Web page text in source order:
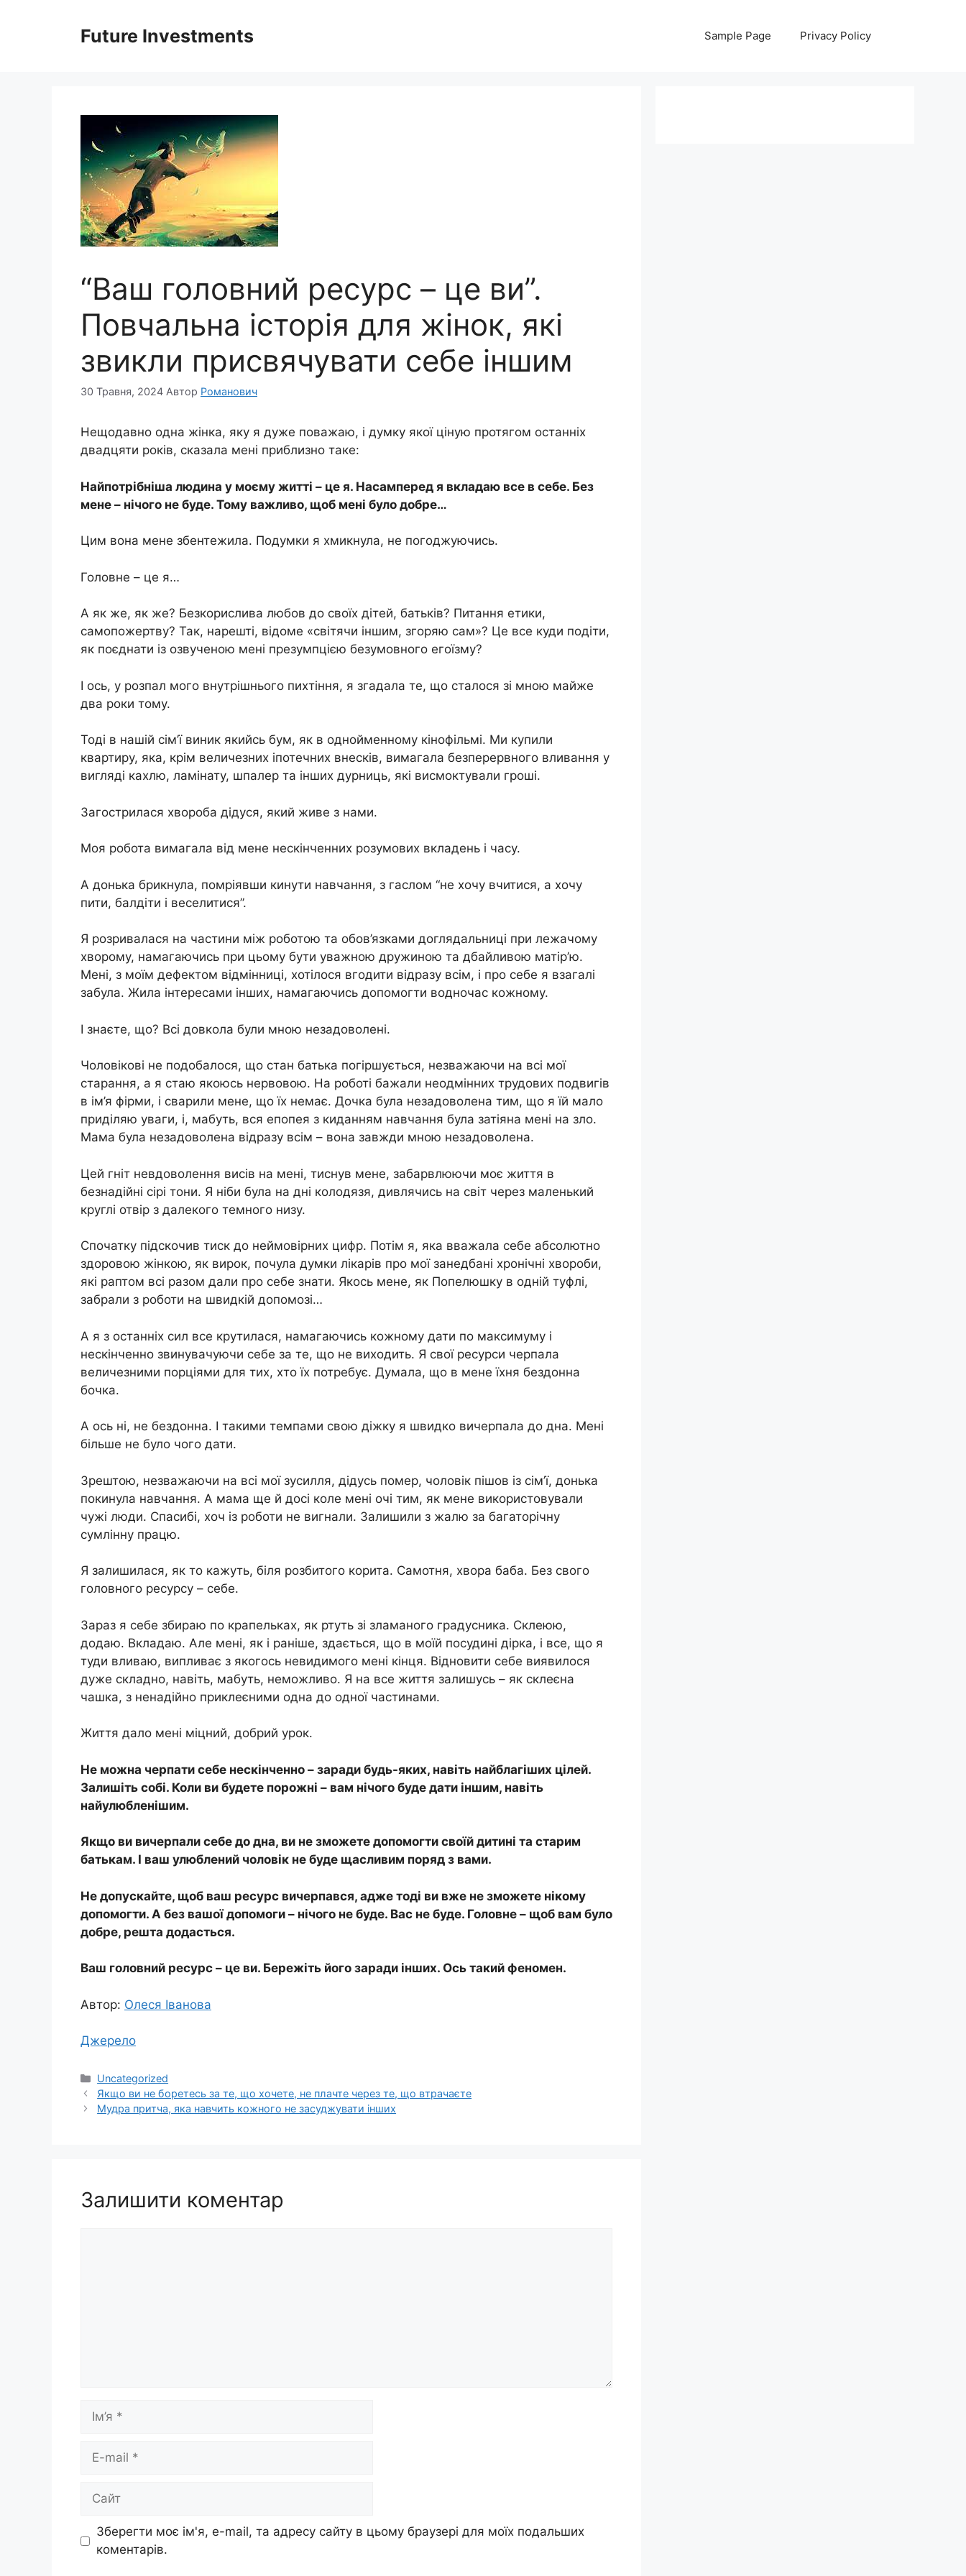
Future Investments Sample Page Privacy Policy
“Ваш головний ресурс – це ви”.
Повчальна історія для жінок, які
звикли присвячувати себе іншим
30 Травня, 2024 Автор Романович
Нещодавно одна жінка, яку я дуже поважаю, і думку якої ціную протягом останніх
двадцяти років, сказала мені приблизно таке:
Найпотрібніша людина у моєму житті – це я. Насамперед я вкладаю все в себе. Без
мене – нічого не буде. Тому важливо, щоб мені було добре…
Цим вона мене збентежила. Подумки я хмикнула, не погоджуючись.
Головне – це я…
А як же, як же? Безкорислива любов до своїх дітей, батьків? Питання етики,
самопожертву? Так, нарешті, відоме «світячи іншим, згоряю сам»? Це все куди подіти,
як поєднати із озвученою мені презумпцією безумовного егоїзму?
І ось, у розпал мого внутрішнього пихтіння, я згадала те, що сталося зі мною майже
два роки тому.
Тоді в нашій сім’ї виник якийсь бум, як в однойменному кінофільмі. Ми купили
квартиру, яка, крім величезних іпотечних внесків, вимагала безперервного вливання у
вигляді кахлю, ламінату, шпалер та інших дурниць, які висмоктували гроші.
Загострилася хвороба дідуся, який живе з нами.
Моя робота вимагала від мене нескінченних розумових вкладень і часу.
А донька брикнула, помріявши кинути навчання, з гаслом “не хочу вчитися, а хочу
пити, балдіти і веселитися”.
Я розривалася на частини між роботою та обов’язками доглядальниці при лежачому
хворому, намагаючись при цьому бути уважною дружиною та дбайливою матір’ю.
Мені, з моїм дефектом відмінниці, хотілося вгодити відразу всім, і про себе я взагалі
забула. Жила інтересами інших, намагаючись допомогти водночас кожному.
І знаєте, що? Всі довкола були мною незадоволені.
Чоловікові не подобалося, що стан батька погіршується, незважаючи на всі мої
старання, а я стаю якоюсь нервовою. На роботі бажали неодмінних трудових подвигів
в ім’я фірми, і сварили мене, що їх немає. Дочка була незадоволена тим, що я їй мало
приділяю уваги, і, мабуть, вся епопея з киданням навчання була затіяна мені на зло.
Мама була незадоволена відразу всім – вона завжди мною незадоволена.
Цей гніт невдоволення висів на мені, тиснув мене, забарвлюючи моє життя в
безнадійні сірі тони. Я ніби була на дні колодязя, дивлячись на світ через маленький
круглі отвір з далекого темного низу.
Спочатку підскочив тиск до неймовірних цифр. Потім я, яка вважала себе абсолютно
здоровою жінкою, як вирок, почула думки лікарів про мої занедбані хронічні хвороби,
які раптом всі разом дали про себе знати. Якось мене, як Попелюшку в одній туфлі,
забрали з роботи на швидкій допомозі…
А я з останніх сил все крутилася, намагаючись кожному дати по максимуму і
нескінченно звинувачуючи себе за те, що не виходить. Я свої ресурси черпала
величезними порціями для тих, хто їх потребує. Думала, що в мене їхня бездонна
бочка.
А ось ні, не бездонна. І такими темпами свою діжку я швидко вичерпала до дна. Мені
більше не було чого дати.
Зрештою, незважаючи на всі мої зусилля, дідусь помер, чоловік пішов із сім’ї, донька
покинула навчання. А мама ще й досі коле мені очі тим, як мене використовували
чужі люди. Спасибі, хоч із роботи не вигнали. Залишили з жалю за багаторічну
сумлінну працю.
Я залишилася, як то кажуть, біля розбитого корита. Самотня, хвора баба. Без свого
головного ресурсу – себе.
Зараз я себе збираю по крапельках, як ртуть зі зламаного градусника. Склеюю,
додаю. Вкладаю. Але мені, як і раніше, здається, що в моїй посудині дірка, і все, що я
туди вливаю, випливає з якогось невидимого мені кінця. Відновити себе виявилося
дуже складно, навіть, мабуть, неможливо. Я на все життя залишусь – як склеєна
чашка, з ненадійно приклеєними одна до одної частинами.
Життя дало мені міцний, добрий урок.
Не можна черпати себе нескінченно – заради будь-яких, навіть найблагіших цілей.
Залишіть собі. Коли ви будете порожні – вам нічого буде дати іншим, навіть
найулюбленішим.
Якщо ви вичерпали себе до дна, ви не зможете допомогти своїй дитині та старим
батькам. І ваш улюблений чоловік не буде щасливим поряд з вами.
Не допускайте, щоб ваш ресурс вичерпався, адже тоді ви вже не зможете нікому
допомогти. А без вашої допомоги – нічого не буде. Вас не буде. Головне – щоб вам було
добре, решта додасться.
Ваш головний ресурс – це ви. Бережіть його заради інших. Ось такий феномен.
Автор: Олеся Іванова
Джерело
Категорії
Uncategorized
Якщо ви не боретесь за те, що хочете, не плачте через те, що втрачаєте
Мудра притча, яка навчить кожного не засуджувати інших
Залишити коментар
Ім’я
Сайт
Зберегти моє ім'я, e-mail, та адресу сайту в цьому браузері для моїх подальших
коментарів.